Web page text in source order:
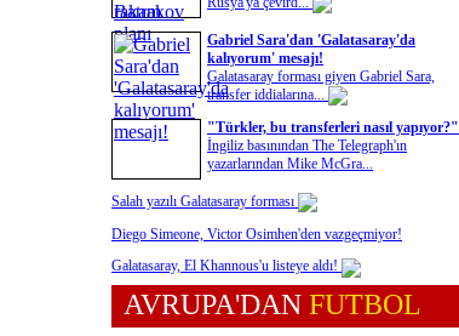
Gabriel Sara'dan 'Galatasaray'da
kalıyorum' mesajı!
Galatasaray forması giyen Gabriel Sara,
transfer iddialarına...
"Türkler, bu transferleri nasıl yapıyor?"
İngiliz basınından The Telegraph'ın
yazarlarından Mike McGra...
Salah yazılı Galatasaray forması
Diego Simeone, Victor Osimhen'den vazgeçmiyor!
Galatasaray, El Khannous'u listeye aldı!
AVRUPA'DAN FUTBOL